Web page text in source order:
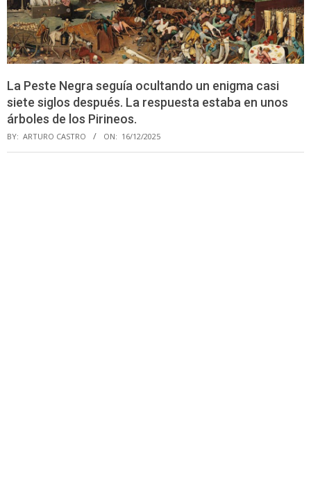
La Peste Negra seguía ocultando un enigma casi
siete siglos después. La respuesta estaba en unos
árboles de los Pirineos.
BY: ARTURO CASTRO ON: 16/12/2025